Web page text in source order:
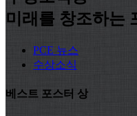
미래를 창조하는
PCE 뉴스
수상소식
베스트 포스터 상